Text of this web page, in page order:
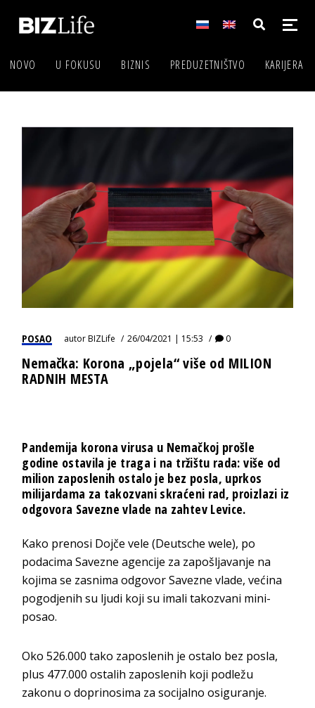
NOVO U FOKUSU BIZNIS PREDUZETNIŠTVO KARIJERA
POSAO autorBIZLife 26/04/2021 | 15:53 0
Nemačka: Korona „pojela“ više od MILION
RADNIH MESTA
Pandemija korona virusa u Nemačkoj prošle
godine ostavila je traga i na tržištu rada: više od
milion zaposlenih ostalo je bez posla, uprkos
milijardama za takozvani skraćeni rad, proizlazi iz
odgovora Savezne vlade na zahtev Levice.
Kako prenosi Dojče vele (Deutsche wele), po
podacima Savezne agencije za zapošljavanje na
kojima se zasnima odgovor Savezne vlade, većina
pogodjenih su ljudi koji su imali takozvani mini-
posao.
Oko 526.000 tako zaposlenih je ostalo bez posla,
plus 477.000 ostalih zaposlenih koji podležu
zakonu o doprinosima za socijalno osiguranje.